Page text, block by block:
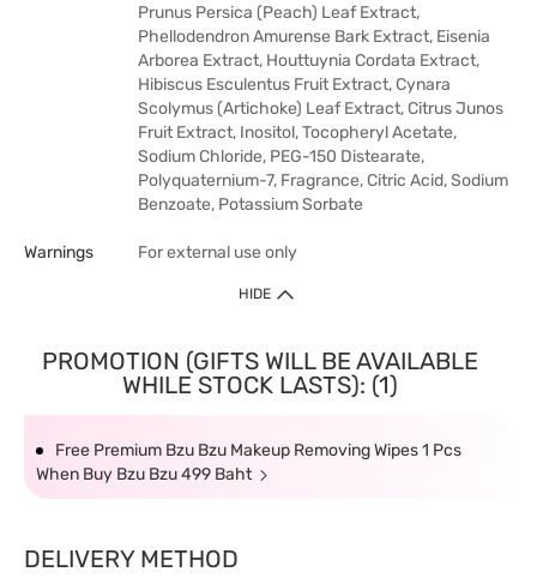
Prunus Persica (Peach) Leaf Extract,
Phellodendron Amurense Bark Extract, Eisenia
Arborea Extract, Houttuynia Cordata Extract,
Hibiscus Esculentus Fruit Extract, Cynara
Scolymus (Artichoke) Leaf Extract, Citrus Junos
Fruit Extract, Inositol, Tocopheryl Acetate,
Sodium Chloride, PEG-150 Distearate,
Polyquaternium-7, Fragrance, Citric Acid, Sodium
Benzoate, Potassium Sorbate
Warnings For external use only
HIDE
PROMOTION (GIFTS WILL BE AVAILABLE
WHILE STOCK LASTS): (1)
Free Premium Bzu Bzu Makeup Removing Wipes 1 Pcs
When Buy Bzu Bzu 499 Baht
DELIVERY METHOD